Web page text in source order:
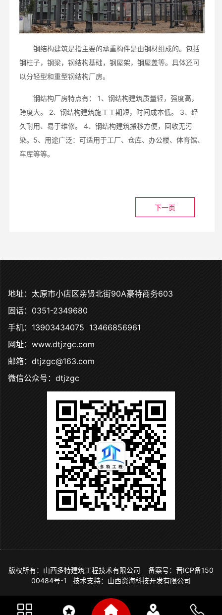
钢结构建筑是指主要的承重构件是由钢材组成的。包括
钢柱子，钢梁，钢结构基础，钢屋架，钢屋盖等。具体还可
以分轻型和重型钢结构厂房。
钢结构厂房特点有： 1、钢结构建筑质量轻，强度高，
跨度大。 2、钢结构建筑施工工期短，时间成本低。 3、经
久耐用、易于维修。 4、钢结构建筑搬移方便，回收无污
染。5、用途广泛：可适用于工厂、仓库、办公楼、体育馆、
车库等等。
下一页
地址：太原市小店区亲贤北街90A豪特商务603
固话：0351-2349680
手机：13903434075 13466856961
网址：www.dtjzgc.com
邮箱：dtjzgc@163.com
微信公众号：dtjzgc
版权所有：山西多特建筑工程技术有限公司 备案号： 晋ICP备150
00484号-1
技术支持：山西资海科技开发有限公司